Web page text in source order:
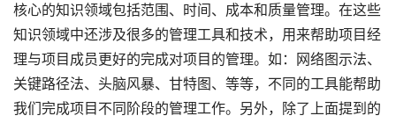
核心的知识领域包括范围、时间、成本和质量管理。在这些
知识领域中还涉及很多的管理工具和技术，用来帮助项目经
理与项目成员更好的完成对项目的管理。如：网络图示法、
关键路径法、头脑风暴、甘特图、等等，不同的工具能帮助
我们完成项目不同阶段的管理工作。另外，除了上面提到的